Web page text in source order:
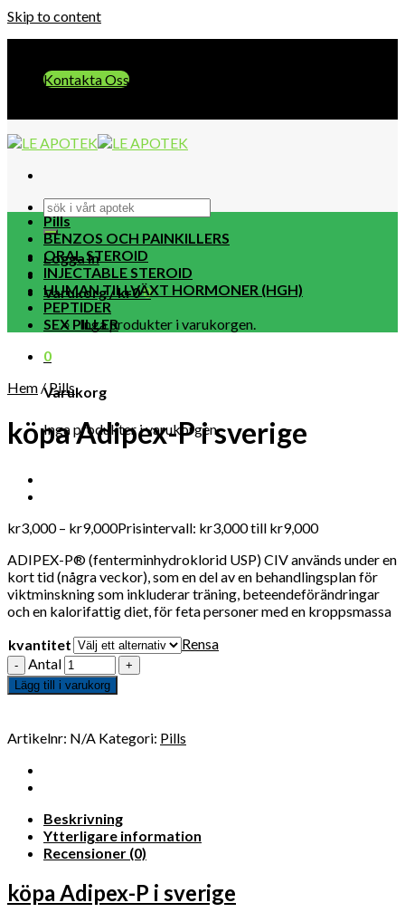
Skip to content
Kontakta Oss
Logga in
Varukorg /kr00
Inga produkter i varukorgen.
0
Varukorg
Inga produkter i varukorgen.
Pills
BENZOS OCH PAINKILLERS
ORAL STEROID
INJECTABLE STEROID
HUMAN TILLVÄXT HORMONER (HGH)
PEPTIDER
SEX PILLER
Hem / Pills
köpa Adipex-P i sverige
kr3,000 – kr9,000Prisintervall: kr3,000 till kr9,000
ADIPEX-P® (fenterminhydroklorid USP) CIV används under en
kort tid (några veckor), som en del av en behandlingsplan för
viktminskning som inkluderar träning, beteendeförändringar
och en kalorifattig diet, för feta personer med en kroppsmassa
kvantitet
Rensa
Antal
Lägg till i varukorg
Artikelnr: N/A Kategori: Pills
Beskrivning
Ytterligare information
Recensioner (0)
köpa Adipex-P i sverige